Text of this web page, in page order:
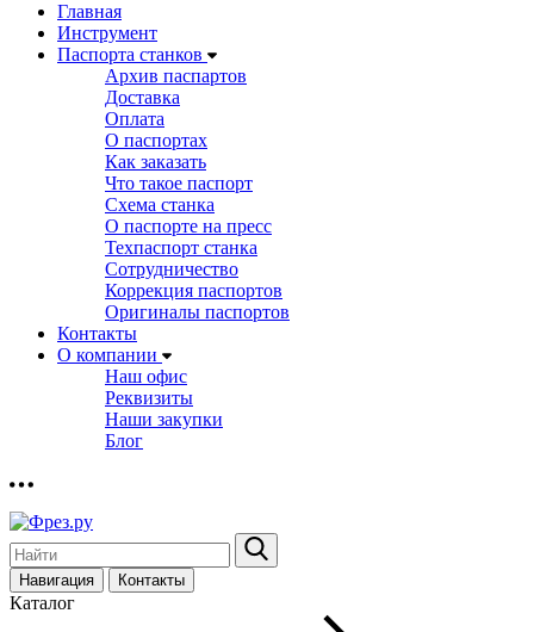
Главная
Инструмент
Паспорта станков
Архив паспартов
Доставка
Оплата
О паспортах
Как заказать
Что такое паспорт
Схема станка
О паспорте на пресс
Техпаспорт станка
Сотрудничество
Коррекция паспортов
Оригиналы паспортов
Контакты
О компании
Наш офис
Реквизиты
Наши закупки
Блог
Навигация Контакты
Каталог